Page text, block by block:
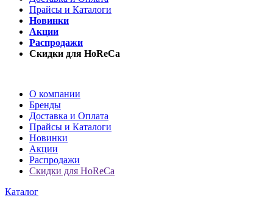
Прайсы и Каталоги
Новинки
Акции
Распродажи
Скидки для HoReCa
О компании
Бренды
Доставка и Оплата
Прайсы и Каталоги
Новинки
Акции
Распродажи
Скидки для HoReCa
Каталог